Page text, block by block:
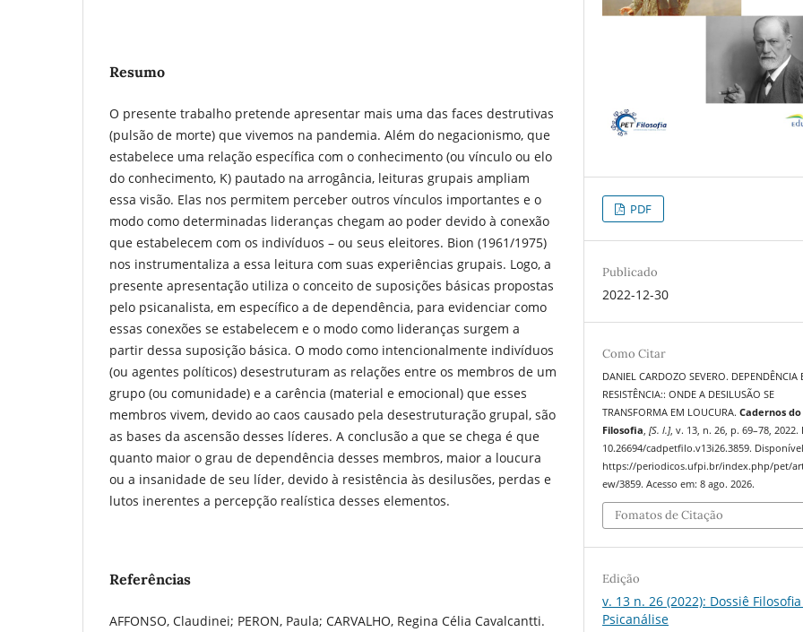
Resumo
O presente trabalho pretende apresentar mais uma das faces destrutivas
(pulsão de morte) que vivemos na pandemia. Além do negacionismo, que
estabelece uma relação específica com o conhecimento (ou vínculo ou elo
do conhecimento, K) pautado na arrogância, leituras grupais ampliam
essa visão. Elas nos permitem perceber outros vínculos importantes e o
modo como determinadas lideranças chegam ao poder devido à conexão
que estabelecem com os indivíduos – ou seus eleitores. Bion (1961/1975)
nos instrumentaliza a essa leitura com suas experiências grupais. Logo, a
presente apresentação utiliza o conceito de suposições básicas propostas
pelo psicanalista, em específico a de dependência, para evidenciar como
essas conexões se estabelecem e o modo como lideranças surgem a
partir dessa suposição básica. O modo como intencionalmente indivíduos
(ou agentes políticos) desestruturam as relações entre os membros de um
grupo (ou comunidade) e a carência (material e emocional) que esses
membros vivem, devido ao caos causado pela desestruturação grupal, são
as bases da ascensão desses líderes. A conclusão a que se chega é que
quanto maior o grau de dependência desses membros, maior a loucura
ou a insanidade de seu líder, devido à resistência às desilusões, perdas e
lutos inerentes a percepção realística desses elementos.
Referências
AFFONSO, Claudinei; PERON, Paula; CARVALHO, Regina Célia Cavalcantti.
PDF
Publicado
2022-12-30
Como Citar
DANIEL CARDOZO SEVERO. DEPENDÊNCIA
RESISTÊNCIA:: ONDE A DESILUSÃO SE
TRANSFORMA EM LOUCURA.Cadernos do
Filosofia ,[S. l.], v. 13, n. 26, p. 69–78, 2022.
10.26694/cadpetfilo.v13i26.3859.
https://periodicos.ufpi.br/index.php/pet/
ew/3859. Acesso em: 8 ago. 2026.
Fomatos de Citação
Edição
v. 13 n. 26 (2022): Dossiê
Psicanálise